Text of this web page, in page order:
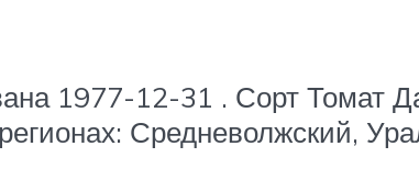
1977-12-31 . Сорт Томат
Средневолжский,